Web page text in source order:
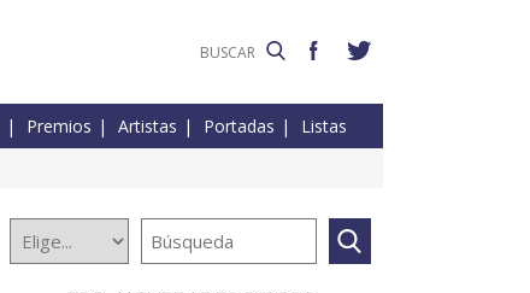
Premios Artistas Portadas Listas